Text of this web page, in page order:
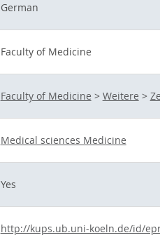
German
Faculty of Medicine
Faculty of Medicine > Weitere >
Medical sciences Medicine
Yes
http://kups.ub.uni-koeln.de/id/